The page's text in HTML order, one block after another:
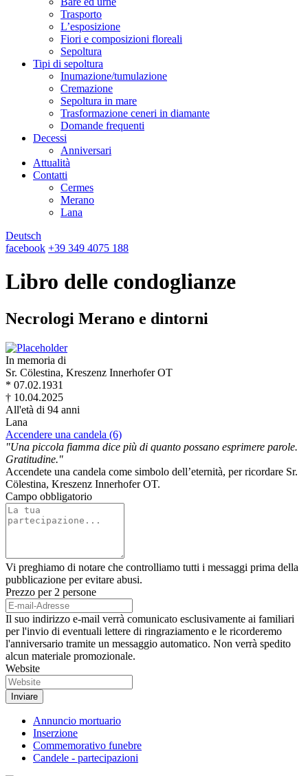
Trasporto
L’esposizione
Fiori e composizioni floreali
Sepoltura
Tipi di sepoltura
Inumazione/tumulazione
Cremazione
Sepoltura in mare
Trasformazione ceneri in diamante
Domande frequenti
Decessi
Anniversari
Attualità
Contatti
Cermes
Merano
Lana
Deutsch
facebook +39 349 4075 188
Libro delle condoglianze
Necrologi Merano e dintorni
In memoria di
Sr. Cölestina, Kreszenz Innerhofer OT
* 07.02.1931
† 10.04.2025
All'età di 94 anni
Lana
Accendere una candela (6)
"Una piccola fiamma dice più di quanto possano esprimere parole.
Gratitudine."
Accendete una candela come simbolo dell’eternità, per ricordare Sr.
Cölestina, Kreszenz Innerhofer OT.
Campo obbligatorio
Vi preghiamo di notare che controlliamo tutti i messaggi prima della
pubblicazione per evitare abusi.
Prezzo per 2 persone
Il suo indirizzo e-mail verrà comunicato esclusivamente ai familiari
per l'invio di eventuali lettere di ringraziamento e le ricorderemo
l'anniversario tramite un messaggio automatico. Non verrà spedito
alcun materiale promozionale.
Website
Annuncio mortuario
Inserzione
Commemorativo funebre
Candele - partecipazioni